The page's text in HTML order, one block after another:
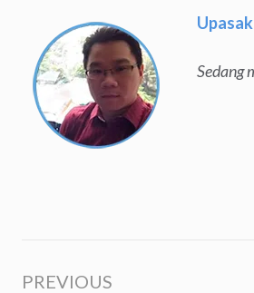
Sedang
PREVIOUS